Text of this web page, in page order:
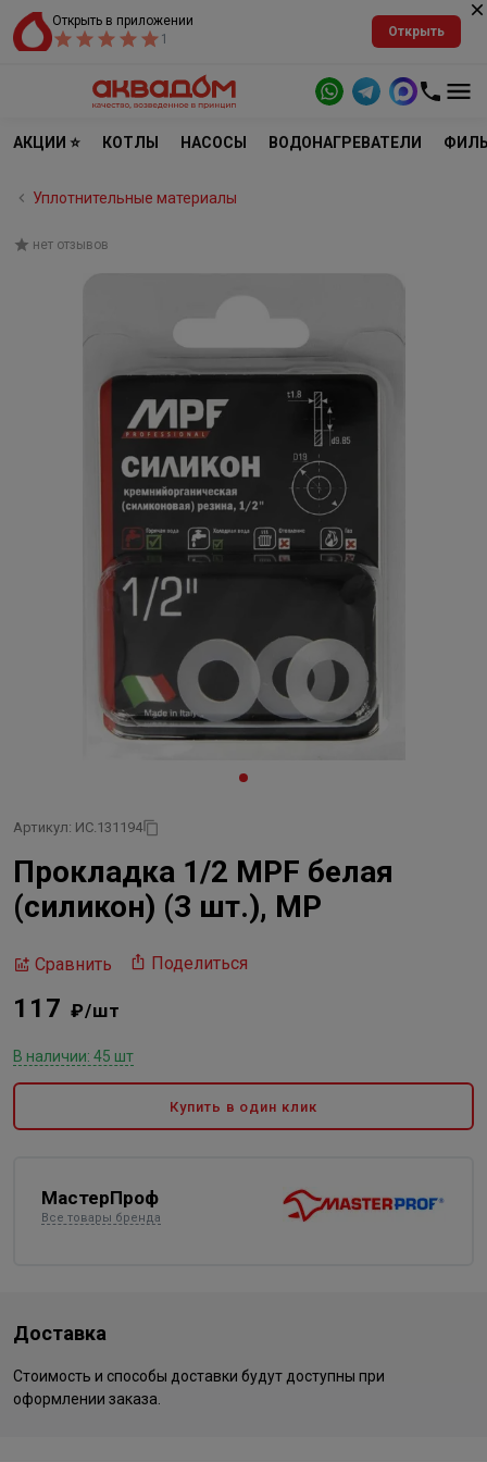
Открыть в приложении
1
Открыть
АКЦИИ ⭐ КОТЛЫ НАСОСЫ ВОДОНАГРЕВАТЕЛИ
Уплотнительные материалы
нет отзывов
Артикул: ИС.131194
Прокладка 1/2 MPF белая
(силикон) (3 шт.), MP
Сравнить Поделиться
117 ₽/шт
В наличии: 45 шт
Купить в один клик
МастерПроф
Все товары бренда
Доставка
Стоимость и способы доставки будут доступны при
оформлении заказа.